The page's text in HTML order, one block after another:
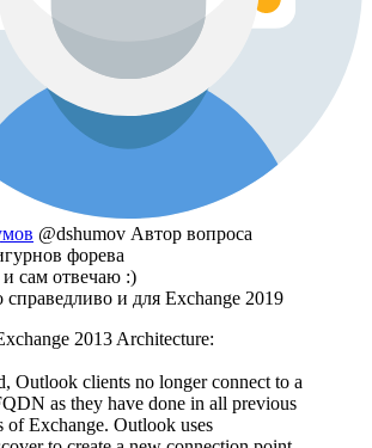
@dshumov Автор вопроса
форева
сам отвечаю :)
справедливо и для Exchange 2019
2013 Architecture:
Outlook clients no longer connect to a
as they have done in all previous
of Exchange. Outlook uses